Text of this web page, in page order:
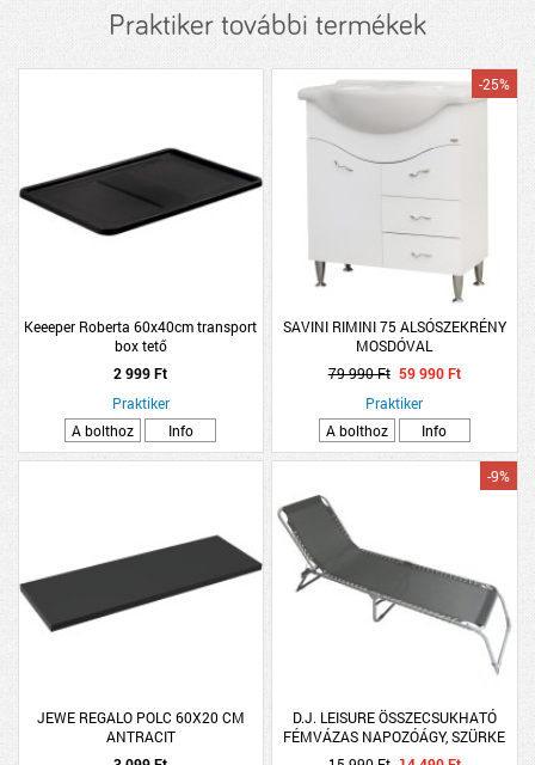
Praktiker további termékek
Keeeper Roberta 60x40cm transport
box tető
2 999 Ft
Praktiker
A bolthoz
Info
SAVINI RIMINI 75 ALSÓSZEKRÉNY
MOSDÓVAL
-25%
79 990 Ft 59 990 Ft
Praktiker
A bolthoz
Info
JEWE REGALO POLC 60X20 CM
ANTRACIT
D.J. LEISURE ÖSSZECSUKHATÓ
FÉMVÁZAS NAPOZÓÁGY, SZÜRKE
188X58X29CM
-9%